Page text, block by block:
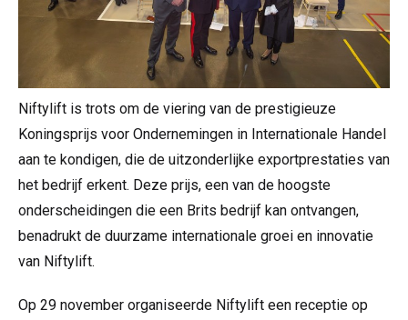
Niftylift is trots om de viering van de prestigieuze
Koningsprijs voor Ondernemingen in Internationale Handel
aan te kondigen, die de uitzonderlijke exportprestaties van
het bedrijf erkent. Deze prijs, een van de hoogste
onderscheidingen die een Brits bedrijf kan ontvangen,
benadrukt de duurzame internationale groei en innovatie
van Niftylift.
Op 29 november organiseerde Niftylift een receptie op